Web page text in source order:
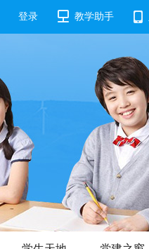
登录 教学助手